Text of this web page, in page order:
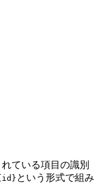
ている項目の識別
という形式で組み